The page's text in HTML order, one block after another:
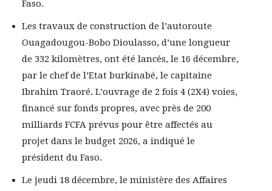
Faso.
Les travaux de construction de l’autoroute
Ouagadougou-Bobo Dioulasso, d’une longueur
de 332 kilomètres, ont été lancés, le 16 décembre,
par le chef de l’Etat burkinabé, le capitaine
Ibrahim Traoré. L’ouvrage de 2 fois 4 (2X4) voies,
financé sur fonds propres, avec près de 200
milliards FCFA prévus pour être affectés au
projet dans le budget 2026, a indiqué le
président du Faso.
Le jeudi 18 décembre, le ministère des Affaires